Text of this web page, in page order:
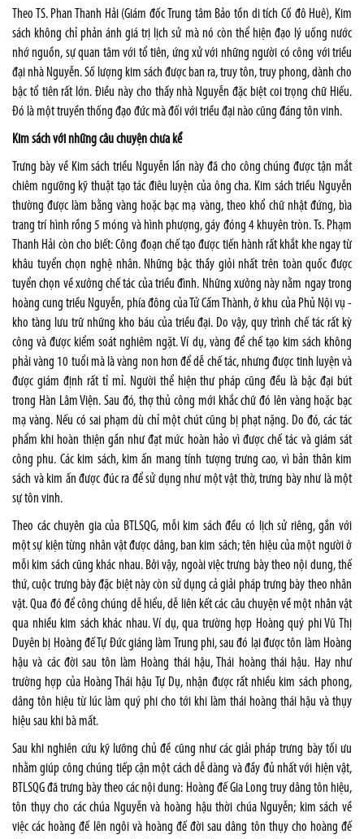
Theo TS. Phan Thanh Hải (Giám đốc Trung tâm Bảo tồn di tích Cố đô Huê), Kim
sách không chỉ phản ánh giá trị lịch sử mà nó còn thể hiện đạo lý uống nước
nhớ nguồn, sự quan tâm với tổ tiên, ứng xử với những người có công với triều
đại nhà Nguyễn. Số lượng kim sách được ban ra, truy tôn, truy phong, dành cho
bậc tổ tiên rất lớn. Điều này cho thấy nhà Nguyễn đặc biệt coi trọng chữ Hiếu.
Đó là một truyền thống đạo đức mà đối với triều đại nào cũng đáng tôn vinh.
Kim sách với những câu chuyện chưa kể
Trưng bày về Kim sách triều Nguyễn lần này đã cho công chúng được tận mắt
chiêm ngưỡng kỹ thuật tạo tác điêu luyện của ông cha. Kim sách triều Nguyễn
thường được làm bằng vàng hoặc bạc mạ vàng, theo khổ chữ nhật đứng, bìa
trang trí hình rồng 5 móng và hình phượng, gáy đóng 4 khuyên tròn. Ts. Phạm
Thanh Hải còn cho biết: Công đoạn chế tạo được tiến hành rất khắt khe ngay từ
khâu tuyển chọn nghệ nhân. Những bậc thầy giỏi nhất trên toàn quốc được
tuyển chọn về xưởng chế tác của triều đình. Những xưởng này nằm ngay trong
hoàng cung triều Nguyễn, phía đông của Tử Cấm Thành, ở khu của Phủ Nội vụ -
kho tàng lưu trữ những kho báu của triều đại. Do vậy, quy trình chế tác rất kỳ
công và được kiểm soát nghiêm ngặt. Ví dụ, vàng để chế tạo kim sách không
phải vàng 10 tuổi mà là vàng non hơn để dễ chế tác, nhưng được tinh luyện và
được giám định rất tỉ mỉ. Người thể hiện thư pháp cũng đều là bậc đại bút
trong Hàn Lâm Viện. Sau đó, thợ thủ công mới khắc chữ đó lên vàng hoặc bạc
mạ vàng. Nếu có sai phạm dù chỉ một chút cũng bị phạt nặng. Do đó, các tác
phẩm khi hoàn thiện gần như đạt mức hoàn hảo vì được chế tác và giám sát
công phu. Các kim sách, kim ấn mang tính tượng trưng cao, vì bản thân kim
sách và kim ấn được đúc ra để sử dụng như một vật thờ, trưng bày như là một
sự tôn vinh.
Theo các chuyên gia của BTLSQG, mỗi kim sách đều có lịch sử riêng, gắn với
một sự kiện từng nhân vật được dâng, ban kim sách; tên hiệu của một người ở
mỗi kim sách cũng khác nhau. Bởi vậy, ngoài việc trưng bày theo nội dung, thế
thứ, cuộc trưng bày đặc biệt này còn sử dụng cả giải pháp trưng bày theo nhân
vật. Qua đó để công chúng dễ hiểu, dễ liên kết các câu chuyện về một nhân vật
qua nhiều kim sách khác nhau. Ví dụ, qua trường hợp Hoàng quý phi Vũ Thị
Duyên bị Hoàng đế Tự Đức giáng làm Trung phi, sau đó lại được tôn làm Hoàng
hậu và các đời sau tôn làm Hoàng thái hậu, Thái hoàng thái hậu. Hay như
trường hợp của Hoàng Thái hậu Tự Dụ, nhận được rất nhiều kim sách phong,
dâng tôn hiệu từ lúc làm quý phi cho tới khi làm thái hoàng thái hậu và thụy
hiệu sau khi bà mất.
Sau khi nghiên cứu kỹ lưỡng chủ đề cũng như các giải pháp trưng bày tối ưu
nhằm giúp công chúng tiếp cận một cách dễ dàng và đầy đủ nhất với hiện vật,
BTLSQG đã trưng bày theo các nội dung: Hoàng đế Gia Long truy dâng tôn hiệu,
tôn thụy cho các chúa Nguyễn và hoàng hậu thời chúa Nguyễn; kim sách về
việc các hoàng đế lên ngôi và hoàng đế đời sau dâng tôn thụy cho hoàng đế